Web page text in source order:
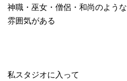
神職・巫女・僧侶・和尚のような
雰囲気がある
私スタジオに入って